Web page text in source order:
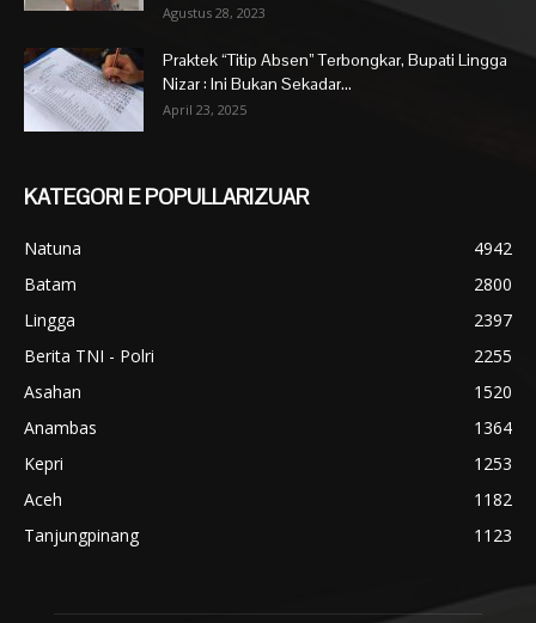
Agustus 28, 2023
Praktek “Titip Absen” Terbongkar, Bupati Lingga
Nizar : Ini Bukan Sekadar...
April 23, 2025
KATEGORI E POPULLARIZUAR
Natuna
4942
Batam
2800
Lingga
2397
Berita TNI - Polri
2255
Asahan
1520
Anambas
1364
Kepri
1253
Aceh
1182
Tanjungpinang
1123